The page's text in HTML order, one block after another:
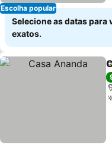
Escolha popular
Selecione as datas para
exatos.